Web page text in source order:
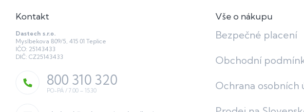
Kontakt
Dastech s.r.o.
Myslbekova 809/5, 415 01 Teplice
IČO: 25143433
DIČ: CZ25143433
800 310 320
Vše o nákupu
Bezpečné placení
Obchodní
Ochrana osobních